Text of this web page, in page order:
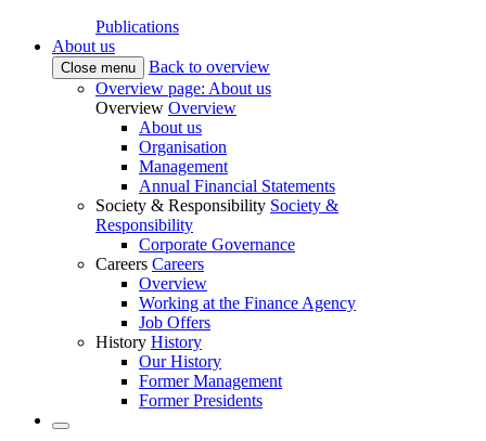
Publications
About us
Close menu
Back to overview
Overview page: About us
Overview Overview
About us
Organisation
Management
Annual Financial Statements
Society & Responsibility Society &
Responsibility
Corporate Governance
Careers Careers
Overview
Working at the Finance Agency
Job Offers
History History
Our History
Former Management
Former Presidents